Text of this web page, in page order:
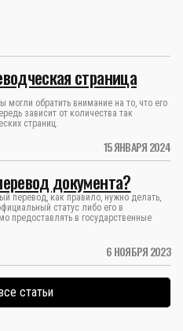
15 ЯНВАРЯ 2024
страница
могли обратить внимание на то, что его
зависит от количества так
страниц.
6 НОЯБРЯ 2023
документа?
перевод, как правило, нужно делать,
статус либо его в
предоставлять в государственные
статьи